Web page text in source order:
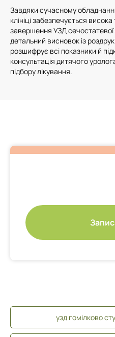
Завдяки сучасному
клініці забезпечується
завершення УЗД
детальний висновок із
розшифрує всі показники й
консультація дитячого
підбору лікування.
узд гомілково